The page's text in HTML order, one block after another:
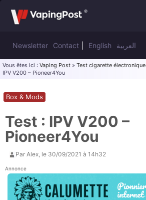
Newsletter Contact English العربية
Vous êtes ici : Vaping Post » Test cigarette électronique
IPV V200 – Pioneer4You
Test : IPV V200 –
Pioneer4You
Box & Mods
Par Alex, le 30/09/2021 à 14h32
Annonce